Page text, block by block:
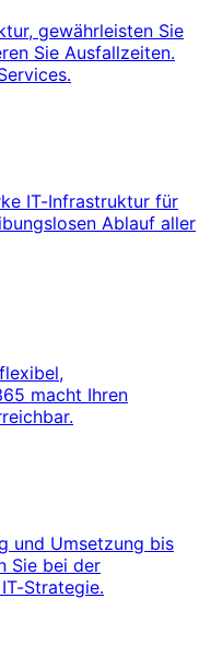
gewährleisten Sie
Sie Ausfallzeiten.
IT-Infrastruktur für
Ablauf aller
macht Ihren
und Umsetzung bis
Sie bei der
Strategie.